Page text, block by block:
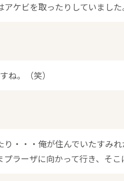
ケビを取ったりしていました
ね。（笑）
・・・俺が住んでいたすみ
ラーザに向かって行き、そこ